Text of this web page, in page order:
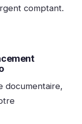
comptant.
documentaire,